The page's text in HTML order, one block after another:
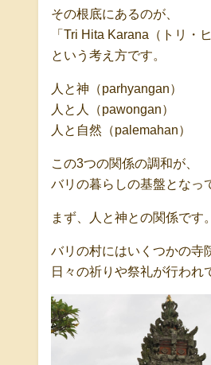
その根底にあるのが、
「Tri Hita Karana（トリ・
という考え方です。
人と神（parhyangan）
人と人（pawongan）
人と自然（palemahan）
この3つの関係の調和が、
バリの暮らしの基盤となっ
まず、人と神との関係です。
バリの村にはいくつかの寺
日々の祈りや祭礼が行われ